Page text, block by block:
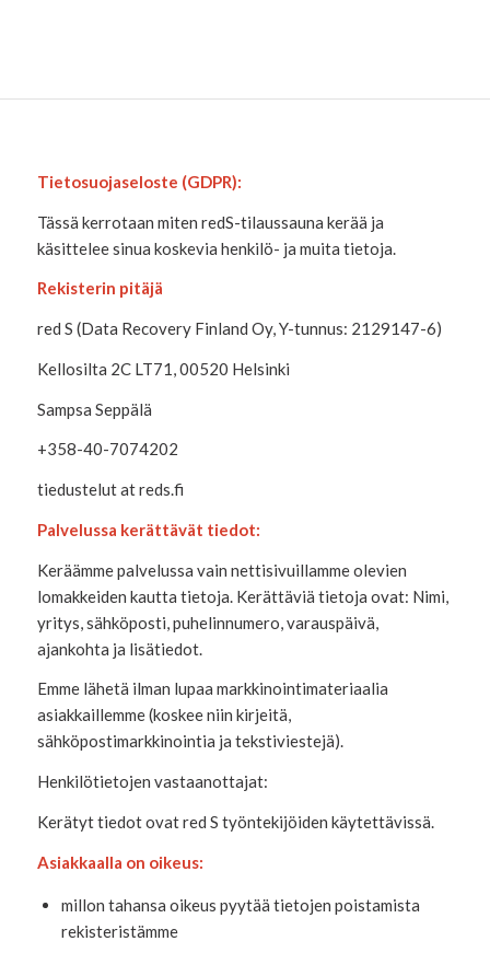
Tietosuojaseloste (GDPR):
Tässä kerrotaan miten redS-tilaussauna kerää ja
käsittelee sinua koskevia henkilö- ja muita tietoja.
Rekisterin pitäjä
red S (Data Recovery Finland Oy, Y-tunnus: 2129147-6)
Kellosilta 2C LT71, 00520 Helsinki
Sampsa Seppälä
+358-40-7074202
tiedustelut at reds.fi
Palvelussa kerättävät tiedot:
Keräämme palvelussa vain nettisivuillamme olevien
lomakkeiden kautta tietoja. Kerättäviä tietoja ovat: Nimi,
yritys, sähköposti, puhelinnumero, varauspäivä,
ajankohta ja lisätiedot.
Emme lähetä ilman lupaa markkinointimateriaalia
asiakkaillemme (koskee niin kirjeitä,
sähköpostimarkkinointia ja tekstiviestejä).
Henkilötietojen vastaanottajat:
Kerätyt tiedot ovat red S työntekijöiden käytettävissä.
Asiakkaalla on oikeus:
millon tahansa oikeus pyytää tietojen poistamista
rekisteristämme